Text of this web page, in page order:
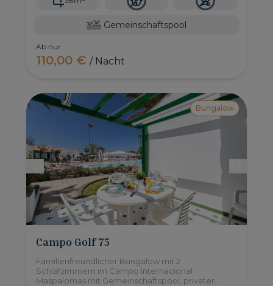
Gemeinschaftspool
Ab nur
110,00 €/ Nacht
Bungalow
Campo Golf 75
Familienfreundlicher Bungalow mit 2
Schlafzimmern im Campo Internacional
Maspalomas mit Gemeinschaftspool, privater